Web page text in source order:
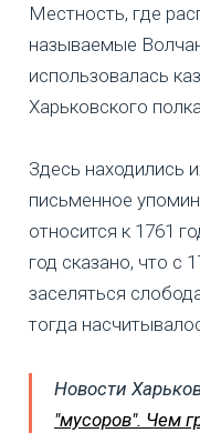
Местность, где
называемые
использовалась
Харьковского полка.
Здесь находились
письменное
относится к 1761
год сказано, что с
заселяться
тогда
Новости
"мусоров". Чем